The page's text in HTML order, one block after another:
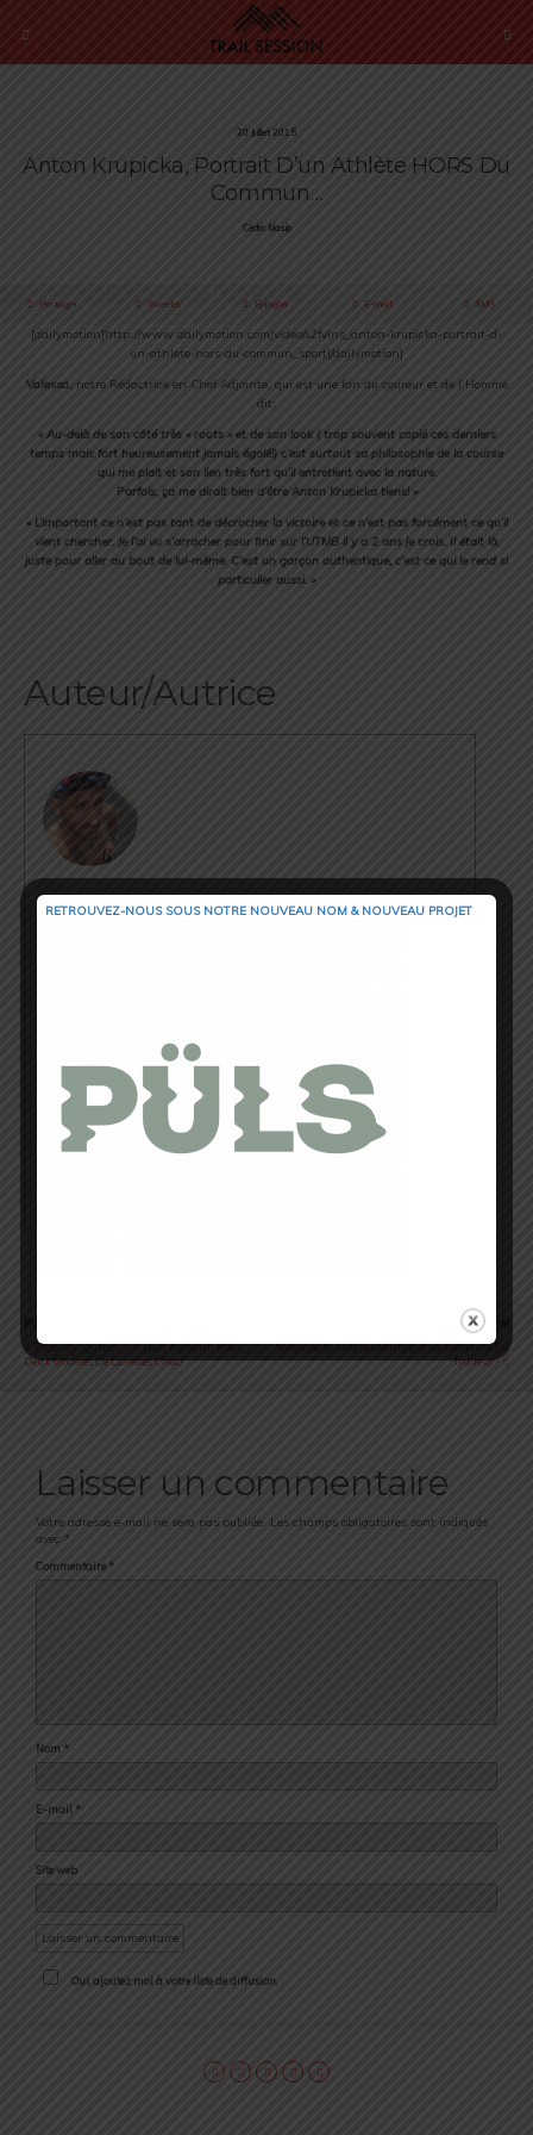
20 Juillet 2015
Anton Krupicka, Portrait D’un Athlète HORS Du
Commun…
Cédric Masip
Partager Tweeter Épingler E-mail SMS
[dailymotion]http://www.dailymotion.com/video/x2fvlns_anton-krupicka-portrait-d-
un-athlete-hors-du-commun_sport[/dailymotion]
Valessa,notre Rédactrice en Chef Adjointe, qui est une fan du coureur et de l’Homme
dit:
« Au-delà de son côté très « roots » et de son look ( trop souvent copié ces derniers
temps mais fort heureusement jamais égalé!) c’est surtout sa philosophie de la course
qui me plait et son lien très fort qu’il entretient avec la nature.
Parfois, ça me dirait bien d’être Anton Krupicka tiens! »
« L’important ce n’est pas tant de décrocher la victoire et ce n’est pas forcément ce qu’il
vient chercher. Je l’ai vu s’arracher pour finir sur l’UTMB il y a 2 ans je crois. Il était là,
juste pour aller au bout de lui-même. C’est un garçon authentique, c’est ce qui le rend si
particulier aussi. »
Auteur/Autrice
Cédric Masip
→ www.strava.com/athletes/18867396
Ma Philosophie
"Courir sur le chemin de la vie, le plus loin possible, le plus longtemps
possible. Emprunter tous les sentiers, même les impasses, le plus
important est de s’y (re)trouver".
Tifosi VS Loubsol : Un Duel Au Soleil Pour
Deux Modèles De Lunettes Choc!
Publication Suivante
Salomon S-LAB Sense Ultra 4: La Référence Du
Traileur !
Laisser un commentaire
Votre adresse e-mail ne sera pas publiée. Les champs obligatoires sont indiqués
avec *
Commentaire *
Nom *
E-mail *
Site web
Oui, ajoutez moi à votre liste de diffusion.
RETROUVEZ-NOUS SOUS NOTRE NOUVEAU NOM & NOUVEAU PROJET